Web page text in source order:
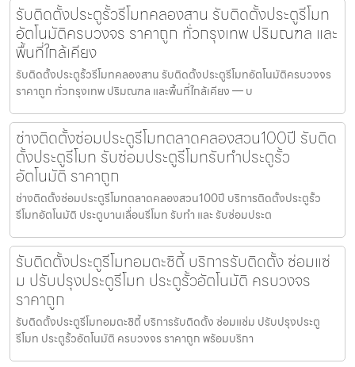
รับติดตั้งประตูรั้วรีโมทคลองสาน รับติดตั้งประตูรีโมท
อัตโนมัติครบวงจร ราคาถูก ทั่วกรุงเทพ ปริมณฑล และ
พื้นที่ใกล้เคียง
รับติดตั้งประตูรั้วรีโมทคลองสาน รับติดตั้งประตูรีโมทอัตโนมัติครบวงจร
ราคาถูก ทั่วกรุงเทพ ปริมณฑล และพื้นที่ใกล้เคียง — บ
ช่างติดตั้งซ่อมประตูรีโมทตลาดคลองสวน100ปี รับติด
ตั้งประตูรีโมท รับซ่อมประตูรีโมทรับทำประตูรั้ว
อัตโนมัติ ราคาถูก
ช่างติดตั้งซ่อมประตูรีโมทตลาดคลองสวน100ปี บริการติดตั้งประตูรั้ว
รีโมทอัตโนมัติ ประตูบานเลื่อนรีโมท รับทำ และ รับซ่อมประต
รับติดตั้งประตูรีโมทอมตะซิตี้ บริการรับติดตั้ง ซ่อมแซ่
ม ปรับปรุงประตูรีโมท ประตูรั้วอัตโนมัติ ครบวงจร
ราคาถูก
รับติดตั้งประตูรีโมทอมตะซิตี้ บริการรับติดตั้ง ซ่อมแซ่ม ปรับปรุงประตู
รีโมท ประตูรั้วอัตโนมัติ ครบวงจร ราคาถูก พร้อมบริกา